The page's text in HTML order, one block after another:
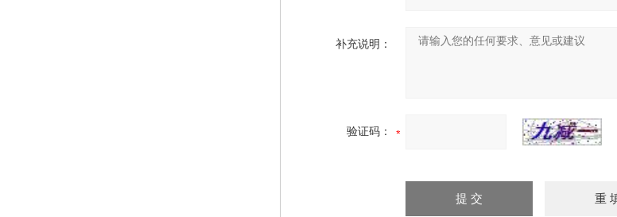
补充说明：
验证码：